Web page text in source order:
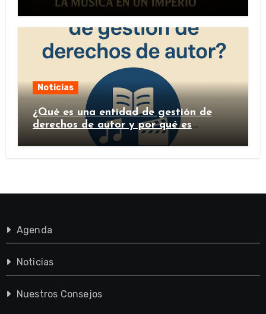
Noticias
¿Qué es una entidad de gestión de
derechos de autor y por qué es
importante?
Agenda
Noticias
Nuestros Consejos